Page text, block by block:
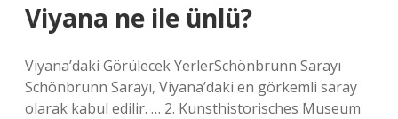
Viyana ne ile ünlü?
Viyana’daki Görülecek YerlerSchönbrunn Sarayı
Schönbrunn Sarayı, Viyana’daki en görkemli saray
olarak kabul edilir. … 2. Kunsthistorisches Museum